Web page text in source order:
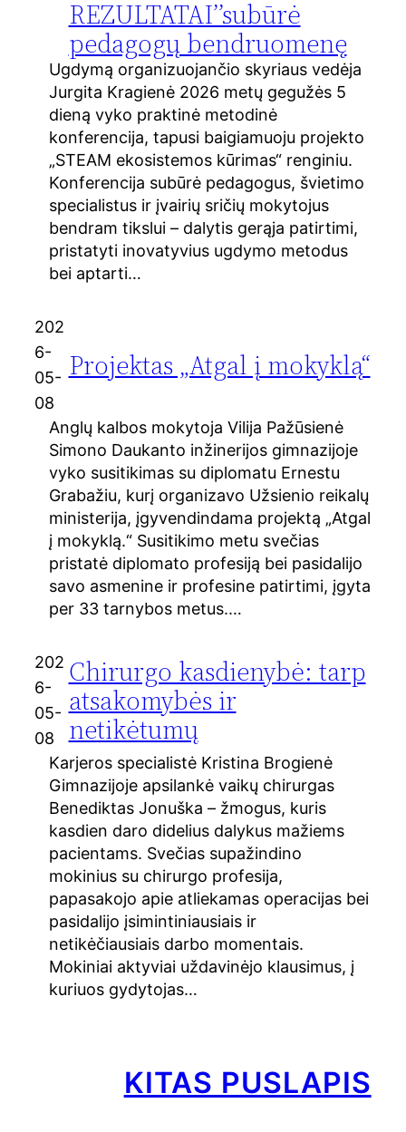
REZULTATAI’’subūrė
pedagogų bendruomenę
Ugdymą organizuojančio skyriaus vedėja
Jurgita Kragienė 2026 metų gegužės 5
dieną vyko praktinė metodinė
konferencija, tapusi baigiamuoju projekto
„STEAM ekosistemos kūrimas“ renginiu.
Konferencija subūrė pedagogus, švietimo
specialistus ir įvairių sričių mokytojus
bendram tikslui – dalytis gerąja patirtimi,
pristatyti inovatyvius ugdymo metodus
bei aptarti…
202
6-
05-
08
Projektas „Atgal į mokyklą“
Anglų kalbos mokytoja Vilija Pažūsienė
Simono Daukanto inžinerijos gimnazijoje
vyko susitikimas su diplomatu Ernestu
Grabažiu, kurį organizavo Užsienio reikalų
ministerija, įgyvendindama projektą „Atgal
į mokyklą.“ Susitikimo metu svečias
pristatė diplomato profesiją bei pasidalijo
savo asmenine ir profesine patirtimi, įgyta
per 33 tarnybos metus.…
202
6-
05-
08
Chirurgo kasdienybė: tarp
atsakomybės ir
netikėtumų
Karjeros specialistė Kristina Brogienė
Gimnazijoje apsilankė vaikų chirurgas
Benediktas Jonuška – žmogus, kuris
kasdien daro didelius dalykus mažiems
pacientams. Svečias supažindino
mokinius su chirurgo profesija,
papasakojo apie atliekamas operacijas bei
pasidalijo įsimintiniausiais ir
netikėčiausiais darbo momentais.
Mokiniai aktyviai uždavinėjo klausimus, į
kuriuos gydytojas…
KITAS PUSLAPIS